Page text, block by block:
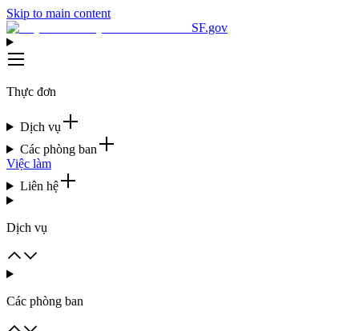
Skip to main content
SF.gov
Thực đơn
Dịch vụ
Các phòng ban
Việc làm
Liên hệ
Dịch vụ
Các phòng ban